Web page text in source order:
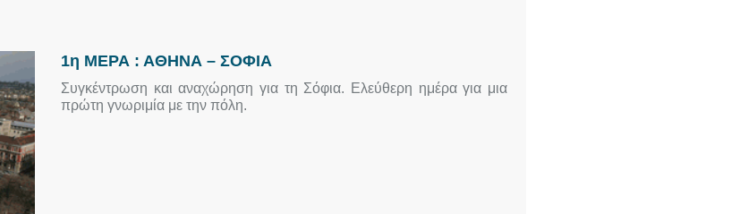
1η ΜΕΡΑ : ΑΘΗΝΑ – ΣΟΦΙΑ
Συγκέντρωση και αναχώρηση για τη Σόφια. Ελεύθερη ημέρα για μια
πρώτη γνωριμία με την πόλη.